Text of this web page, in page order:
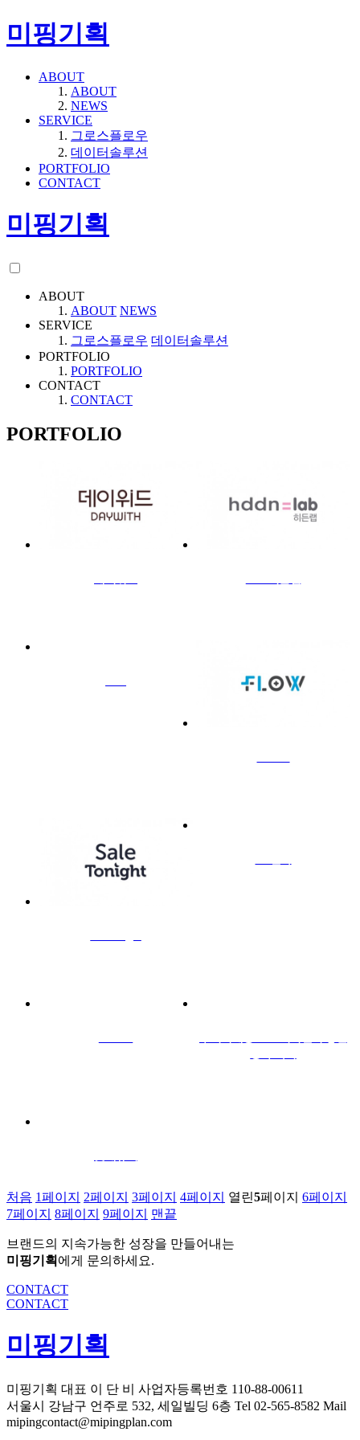
미핑기획
ABOUT
ABOUT
NEWS
SERVICE
그로스플로우
데이터솔루션
PORTFOLIO
CONTACT
미핑기획
ABOUT
ABOUT NEWS
SERVICE
그로스플로우 데이터솔루션
PORTFOLIO
PORTFOLIO
CONTACT
CONTACT
PORTFOLIO
처음 1페이지 2페이지 3페이지 4페이지 열린5페이지 6페이지
7페이지 8페이지 9페이지 맨끝
브랜드의 지속가능한 성장을 만들어내는
미핑기획 에게 문의하세요.
CONTACT
CONTACT
미핑기획
미핑기획 대표 이 단 비
사업자등록번호 110-88-00611
서울시 강남구 언주로 532, 세일빌딩 6층 Tel 02-565-8582 Mail
mipingcontact@mipingplan.com